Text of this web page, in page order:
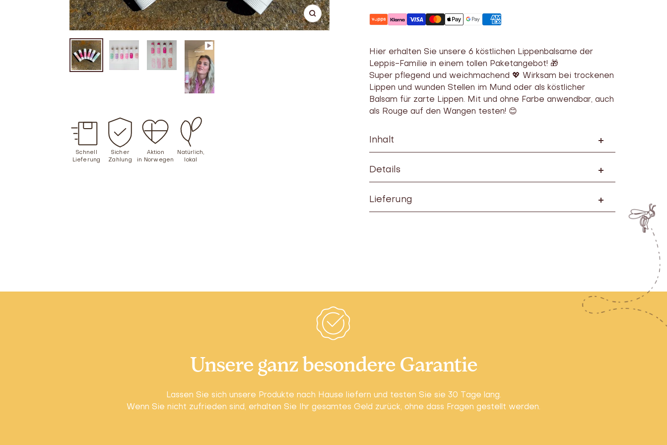
Vergrößern
Schnell
Lieferung
Sicher
Zahlung
Aktion
in Norwegen
Natürlich,
lokal
Hier erhalten Sie unsere 6 köstlichen Lippenbalsame der
Leppis-Familie in einem tollen Paketangebot! 🎁
Super pflegend und weichmachend 💖 Wirksam bei trockenen
Lippen und wunden Stellen im Mund oder als köstlicher
Balsam für zarte Lippen. Mit und ohne Farbe anwendbar, auch
als Rouge auf den Wangen testen! 😊
Inhalt
Details
Lieferung
Unsere ganz besondere Garantie
Lassen Sie sich unsere Produkte nach Hause liefern und testen Sie sie 30 Tage lang.
Wenn Sie nicht zufrieden sind, erhalten Sie Ihr gesamtes Geld zurück, ohne dass Fragen gestellt werden.